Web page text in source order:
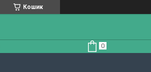
Кошик